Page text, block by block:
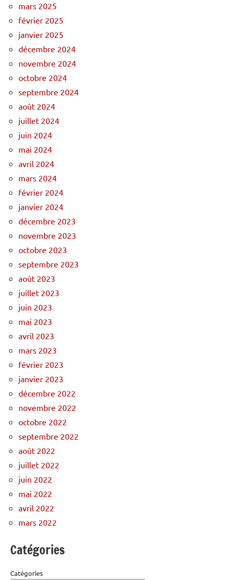
mars 2025
février 2025
janvier 2025
décembre 2024
novembre 2024
octobre 2024
septembre 2024
août 2024
juillet 2024
juin 2024
mai 2024
avril 2024
mars 2024
février 2024
janvier 2024
décembre 2023
novembre 2023
octobre 2023
septembre 2023
août 2023
juillet 2023
juin 2023
mai 2023
avril 2023
mars 2023
février 2023
janvier 2023
décembre 2022
novembre 2022
octobre 2022
septembre 2022
août 2022
juillet 2022
juin 2022
mai 2022
avril 2022
mars 2022
Catégories
Catégories